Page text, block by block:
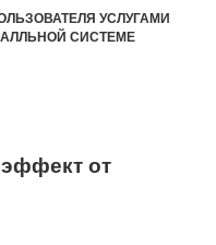
УСЛУГАМИ
СИСТЕМЕ
от